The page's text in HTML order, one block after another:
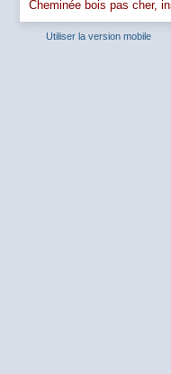
Cheminée bois pas cher,
Utiliser la version mobile